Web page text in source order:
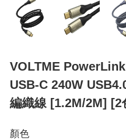
VOLTME
USB-C 240W
編織線 [1.2M/2M] [2
顏色